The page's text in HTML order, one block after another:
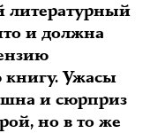
и должна
книгу. Ужасы
и сюрприз
но в то же